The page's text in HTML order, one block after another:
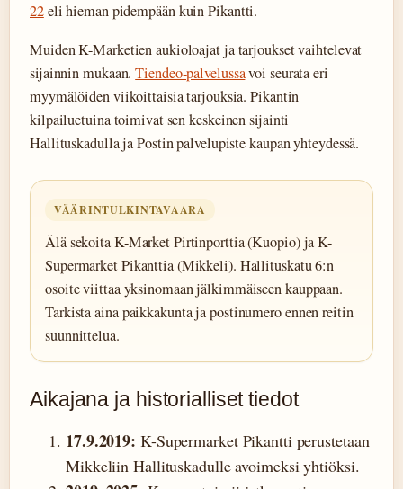
22eli hieman pidempään kuin Pikantti.
Muiden K-Marketien aukioloajat ja tarjoukset vaihtelevat
sijainnin mukaan.Tiendeo-palvelussavoi seurata eri
myymälöiden viikoittaisia tarjouksia. Pikantin
kilpailuetuina toimivat sen keskeinen sijainti
Hallituskadulla ja Postin palvelupiste kaupan yhteydessä.
VÄÄRINTULKINTAVAARA
Älä sekoita K-Market Pirtinporttia (Kuopio) ja K-
Supermarket Pikanttia (Mikkeli). Hallituskatu 6:n
osoite viittaa yksinomaan jälkimmäiseen kauppaan.
Tarkista aina paikkakunta ja postinumero ennen reitin
suunnittelua.
Aikajana ja historialliset tiedot
17.9.2019: K-Supermarket Pikantti perustetaan
Mikkeliin Hallituskadulle avoimeksi yhtiöksi.